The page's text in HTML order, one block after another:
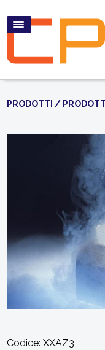
PRODOTTI /
Codice:XXAZ3